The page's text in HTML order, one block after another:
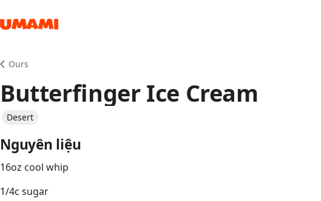
Ours
Butterfinger Ice Cream
Desert
Nguyên liệu
16oz cool whip
1/4c sugar